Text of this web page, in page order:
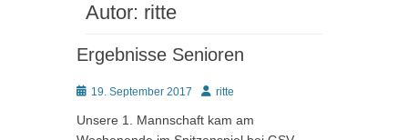
Autor: ritte
Ergebnisse Senioren
Posted19. September 2017 Autor
ritte
Unsere 1. Mannschaft kam am